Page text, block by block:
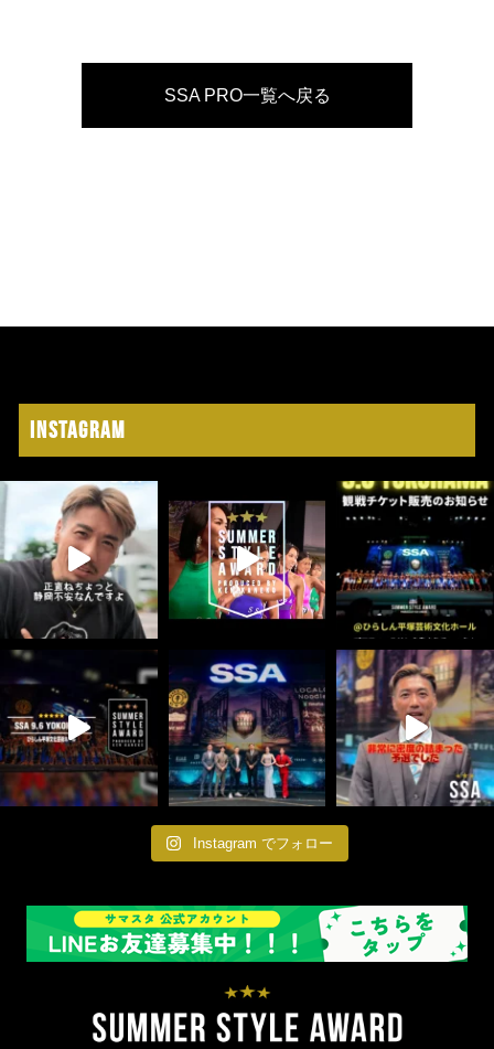
SSA PRO一覧へ戻る
Instagram
Instagram でフォロー